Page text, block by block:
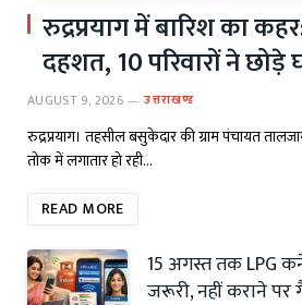
रुद्रप्रयाग में बारिश का
दहशत, 10 परिवारों ने छोड़े
AUGUST 9, 2026 उत्तराखण्ड
रुद्रप्रयाग। तहसील बसुकेदार की ग्राम पंचायत
तोक में लगातार हो रही…
READ MORE
15 अगस्त तक LPG
जरूरी, नहीं कराने पर